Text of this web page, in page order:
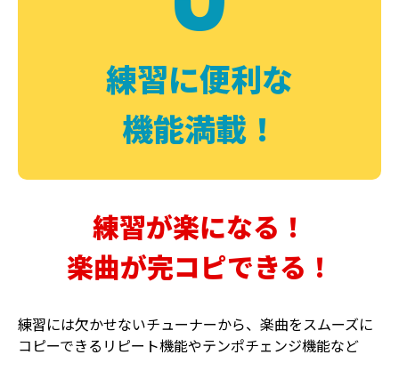
DELAY PHASER
練習に便利な
機能満載！
練習が楽になる！
楽曲が完コピできる！
練習には欠かせないチューナーから、楽曲をスムーズに
コピーできるリピート機能やテンポチェンジ機能など